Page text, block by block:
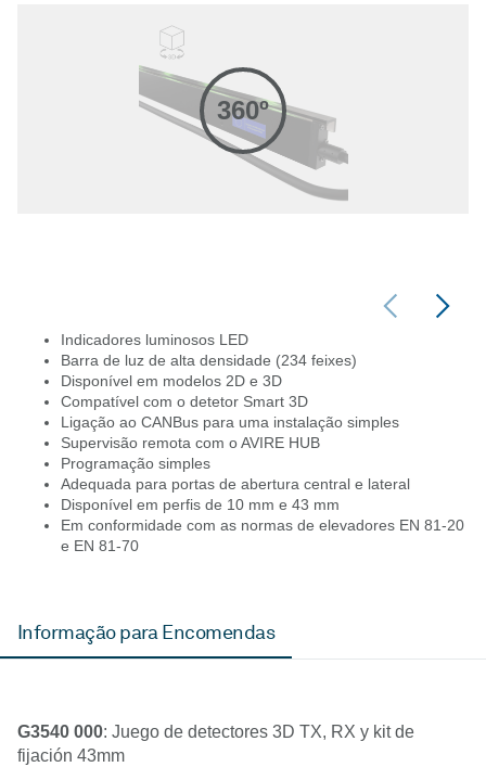
360º
Indicadores luminosos LED
Barra de luz de alta densidade (234 feixes)
Disponível em modelos 2D e 3D
Compatível com o detetor Smart 3D
Ligação ao CANBus para uma instalação simples
Supervisão remota com o AVIRE HUB
Programação simples
Adequada para portas de abertura central e lateral
Disponível em perfis de 10 mm e 43 mm
Em conformidade com as normas de elevadores EN 81-20
e EN 81-70
Informação para Encomendas
G3540 000: Juego de detectores 3D TX, RX y kit de
fijación 43mm